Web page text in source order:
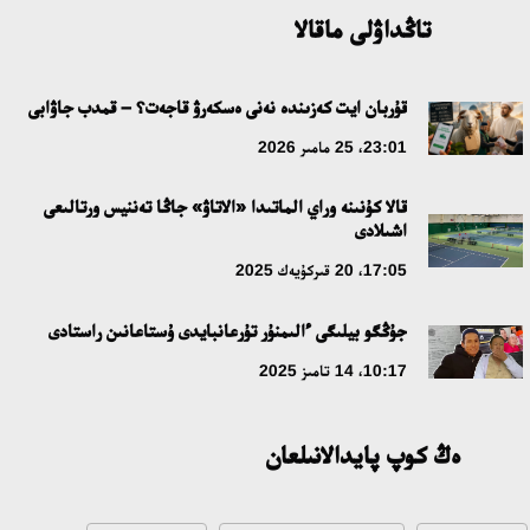
18:59، 20 شىلدە 2026
مە؟
18:16، 20 شىلدە 2026
ۇلتتىق ءارحيۆتىڭ اشىلعانىنا 20 جىل: نەگىزگى جەتىستىكتەرى مەن
دامۋ باعىتى
مەملەكەت باسشىسى كوبەيتۇز كولىنىڭ جاي-كۇيىنە نازار اۋداردى
تاڭداۋلى ماقالا
قۇربان ايت كەزىندە نەنى ەسكەرۋ قاجەت؟ – قمدب جاۋابى
23:01، 25 مامىر 2026
قالا كۇنىنە وراي الماتىدا «الاتاۋ» جاڭا تەننيس ورتالىعى
اشىلادى
17:05، 20 قىركۇيەك 2025
جۇڭگو بيلىگى ءالىمنۇر تۇرعانبايدى ۇستاعانىن راستادى
10:17، 14 تامىز 2025
ەڭ كوپ پايدالانىلعان